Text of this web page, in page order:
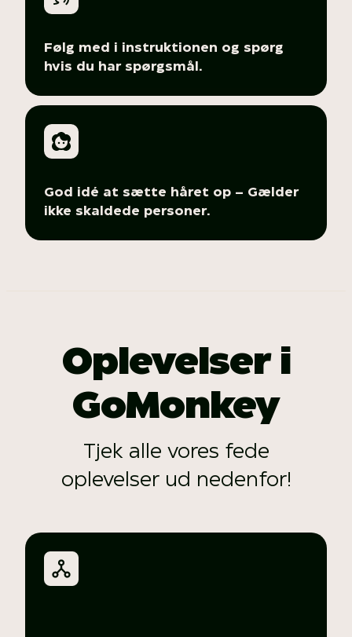
Følg med i instruktionen og spørg
hvis du har spørgsmål.
God idé at sætte håret op – Gælder
ikke skaldede personer.
Oplevelser i
GoMonkey
Tjek alle vores fede
oplevelser ud nedenfor!